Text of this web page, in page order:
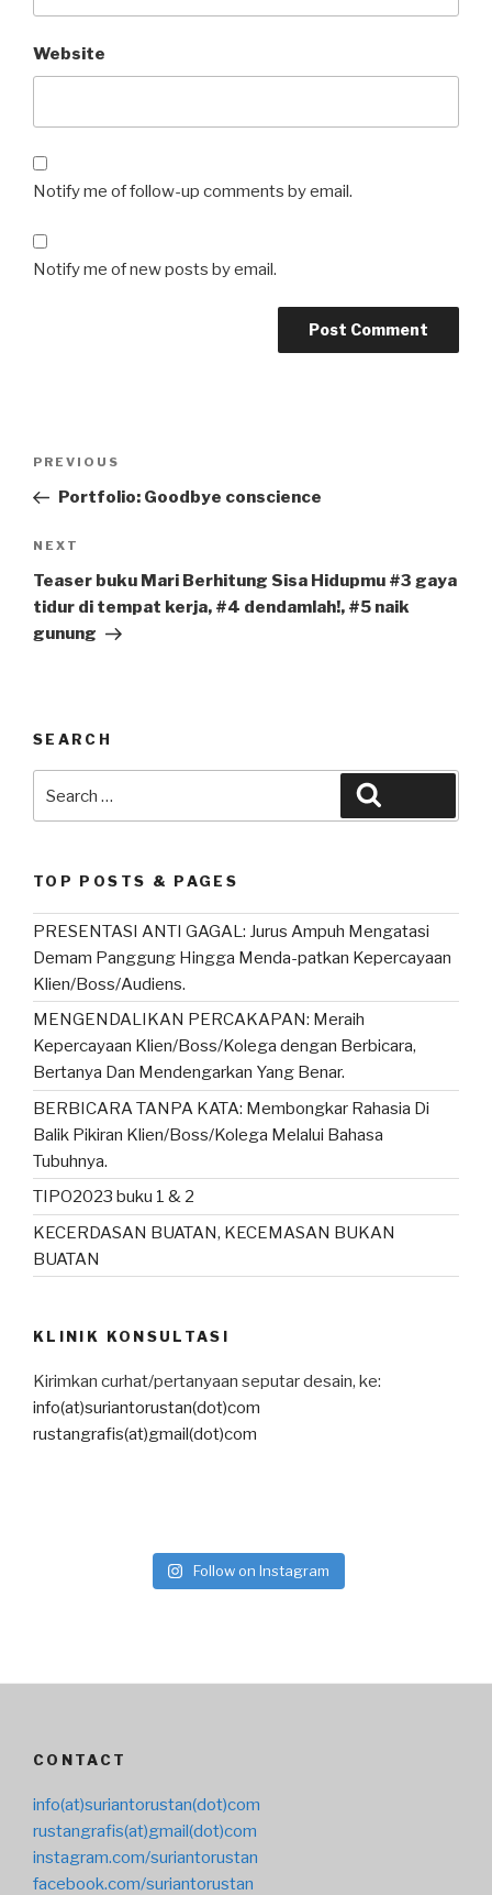
Website
Notify me of follow-up comments by email.
Notify me of new posts by email.
Previous
Post
PREVIOUS
Portfolio: Goodbye conscience
Next
Post
NEXT
Teaser buku Mari Berhitung Sisa Hidupmu #3 gaya
tidur di tempat kerja, #4 dendamlah!, #5 naik
gunung
SEARCH
TOP POSTS & PAGES
PRESENTASI ANTI GAGAL: Jurus Ampuh Mengatasi
Demam Panggung Hingga Menda-patkan Kepercayaan
Klien/Boss/Audiens.
MENGENDALIKAN PERCAKAPAN: Meraih
Kepercayaan Klien/Boss/Kolega dengan Berbicara,
Bertanya Dan Mendengarkan Yang Benar.
BERBICARA TANPA KATA: Membongkar Rahasia Di
Balik Pikiran Klien/Boss/Kolega Melalui Bahasa
Tubuhnya.
TIPO2023 buku 1 & 2
KECERDASAN BUATAN, KECEMASAN BUKAN
BUATAN
KLINIK KONSULTASI
Kirimkan curhat/pertanyaan seputar desain, ke:
info(at)suriantorustan(dot)com
rustangrafis(at)gmail(dot)com
Follow on Instagram
CONTACT
info(at)suriantorustan(dot)com
rustangrafis(at)gmail(dot)com
instagram.com/suriantorustan
facebook.com/suriantorustan